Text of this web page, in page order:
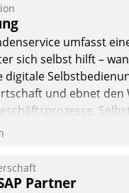
umfasst
sich selbst hilft –
digitale
und ebnet den
Serviceanbieter.
Partner